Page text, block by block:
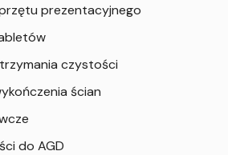
prezentacyjnego
czystości
ścian
do AGD